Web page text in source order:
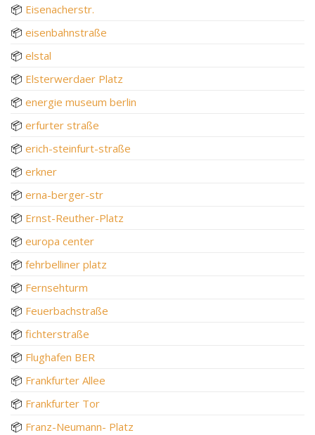
📦 Eisenacherstr.
📦 eisenbahnstraße
📦 elstal
📦 Elsterwerdaer Platz
📦 energie museum berlin
📦 erfurter straße
📦 erich-steinfurt-straße
📦 erkner
📦 erna-berger-str
📦 Ernst-Reuther-Platz
📦 europa center
📦 fehrbelliner platz
📦 Fernsehturm
📦 Feuerbachstraße
📦 fichterstraße
📦 Flughafen BER
📦 Frankfurter Allee
📦 Frankfurter Tor
📦 Franz-Neumann- Platz